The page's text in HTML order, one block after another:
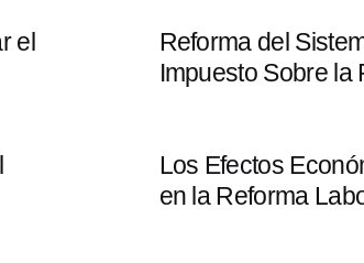
el
Reforma del
Impuesto Sobre la
Los Efectos
en la Reforma